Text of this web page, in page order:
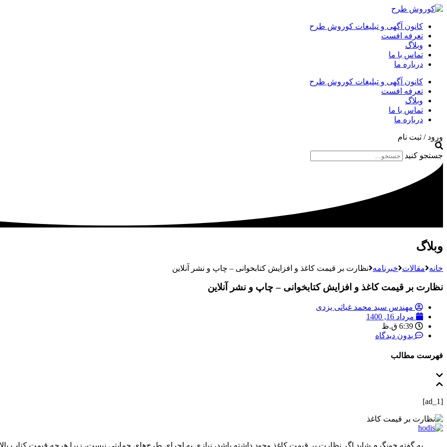
کانون آگهی و تبلیغات کوروش طرح
تعرفه افست
وبلاگ
تماس با ما
درباره ما
کانون آگهی و تبلیغات کوروش طرح
تعرفه افست
وبلاگ
تماس با ما
درباره ما
ورود / ثبت نام
جستجو کنید
وبلاگ
خانه مقالات خبرنامه نظارت بر قیمت کاغذ و افزایش کتابخوانی – چاپ و نشر آنلاین
نظارت بر قیمت کاغذ و افزایش کتابخوانی – چاپ و نشر آنلاین
مهندس سید محمد غیاثی یزدی
مرداد 16, 1400
6:39 ق.ظ
بدون دیدگاه
فهرست مطالب
[ad_1]
به گفته خونگرم شاید اگر نظارت بر قیمت کاغذ وجود داشته باشد، نیازی به اجرای طرح‌های حمایتی نیست، زیرا هرچه قیمت کتاب